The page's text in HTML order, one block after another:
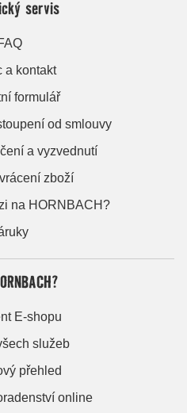
servis
a kontakt
formulář
od smlouvy
a vyzvednutí
zboží
na HORNBACH?
E-shopu
služeb
přehled
online